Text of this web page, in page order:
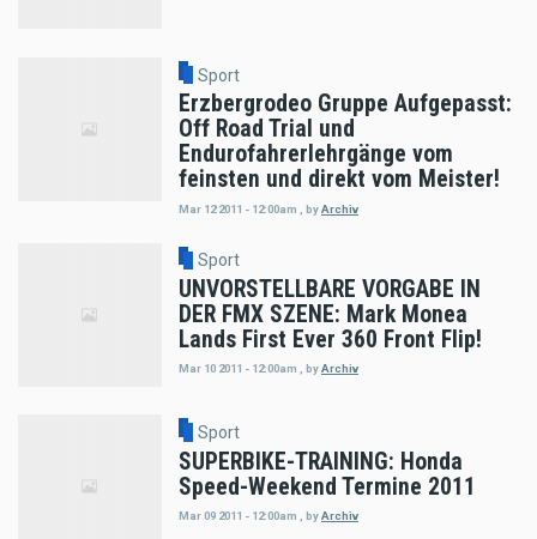
Sport
Erzbergrodeo Gruppe Aufgepasst:
Off Road Trial und
Endurofahrerlehrgänge vom
feinsten und direkt vom Meister!
Mar 12 2011 - 12:00am byArchiv
Sport
UNVORSTELLBARE VORGABE IN
DER FMX SZENE: Mark Monea
Lands First Ever 360 Front Flip!
Mar 10 2011 - 12:00am , byArchiv
Sport
SUPERBIKE-TRAINING: Honda
Speed-Weekend Termine 2011
Mar 09 2011 - 12:00am byArchiv